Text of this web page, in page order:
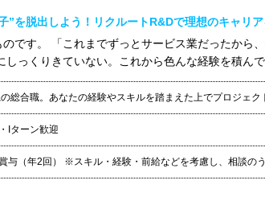
”を脱出しよう！リクルートR&Dで理想のキャリア
です。 「これまでずっとサービス業だったから
っくりきていない。これから色んな経験を積んで
総合職。あなたの経験やスキルを踏まえた上でプロジェク
Iターン歓迎
与（年2回） ※スキル・経験・前給などを考慮し、相談の